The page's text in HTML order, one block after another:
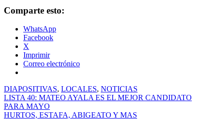
Comparte esto:
WhatsApp
Facebook
X
Imprimir
Correo electrónico
DIAPOSITIVAS, LOCALES, NOTICIAS
Navegación
de
LISTA 40: MATEO AYALA ES EL MEJOR CANDIDATO
PARA MAYO
HURTOS, ESTAFA, ABIGEATO Y MAS